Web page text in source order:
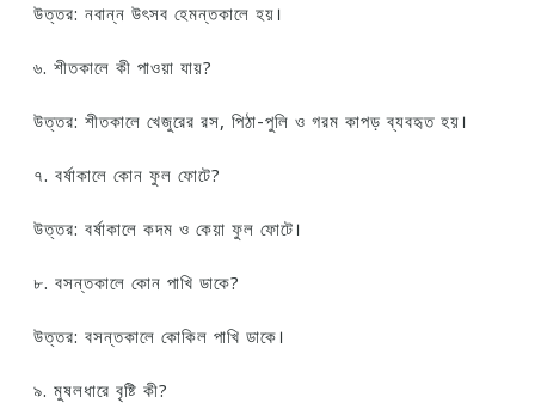
উত্তর: নবান্ন উৎসব হেমন্তকালে হয়।
৬. শীতকালে কী পাওয়া যায়?
উত্তর: শীতকালে খেজুরের রস, পিঠা-পুলি ও গরম কাপড় ব্যবহৃত হয়।
৭. বর্ষাকালে কোন ফুল ফোটে?
উত্তর: বর্ষাকালে কদম ও কেয়া ফুল ফোটে।
৮. বসন্তকালে কোন পাখি ডাকে?
উত্তর: বসন্তকালে কোকিল পাখি ডাকে।
৯. মুষলধারে বৃষ্টি কী?